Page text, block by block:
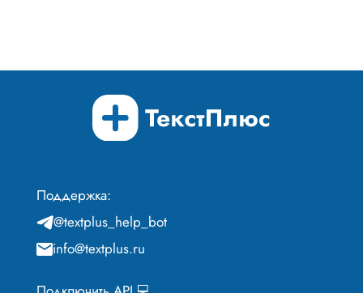
Поддержка:
@textplus_help_bot
info@textplus.ru